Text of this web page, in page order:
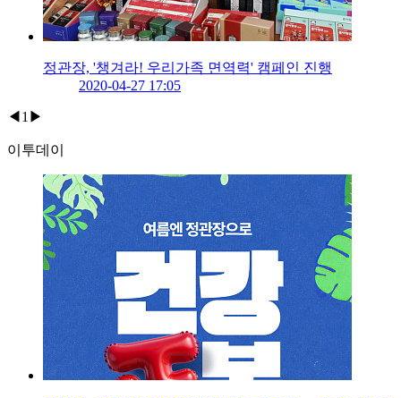
정관장, '챙겨라! 우리가족 면역력' 캠페인 진행
2020-04-27 17:05
◀ 1 ▶
이투데이